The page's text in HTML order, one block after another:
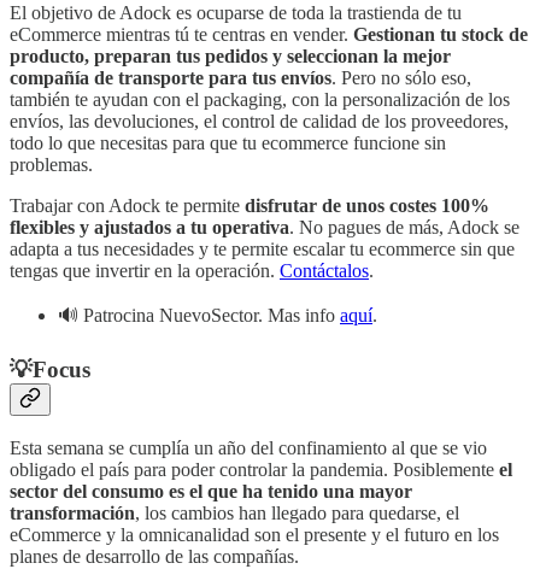
El objetivo de Adock es ocuparse de toda la trastienda de tu
eCommerce mientras tú te centras en vender. Gestionan tu stock de
producto, preparan tus pedidos y seleccionan la mejor
compañía de transporte para tus envíos. Pero no sólo eso,
también te ayudan con el packaging, con la personalización de los
envíos, las devoluciones, el control de calidad de los proveedores,
todo lo que necesitas para que tu ecommerce funcione sin
problemas.
Trabajar con Adock te permite disfrutar de unos costes 100%
flexibles y ajustados a tu operativa. No pagues de más, Adock se
adapta a tus necesidades y te permite escalar tu ecommerce sin que
tengas que invertir en la operación. Contáctalos.
🔊 Patrocina NuevoSector. Mas info aquí.
💡Focus
Esta semana se cumplía un año del confinamiento al que se vio
obligado el país para poder controlar la pandemia. Posiblemente el
sector del consumo es el que ha tenido una mayor
transformación, los cambios han llegado para quedarse, el
eCommerce y la omnicanalidad son el presente y el futuro en los
planes de desarrollo de las compañías.